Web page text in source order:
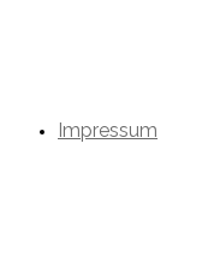
Impressum